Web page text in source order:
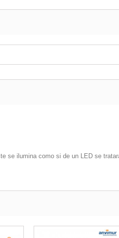
se ilumina como si de un LED se